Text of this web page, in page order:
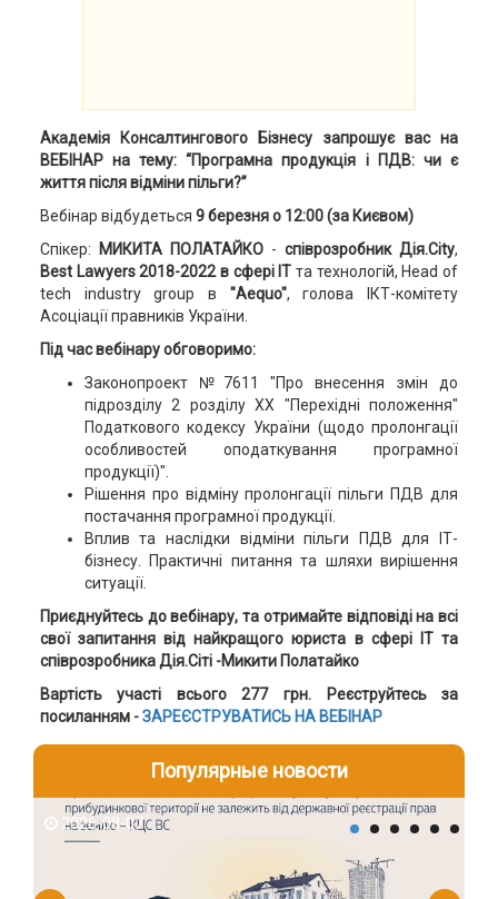
Академія Консалтингового Бізнесу запрошує вас на
ВЕБІНАР на тему: “Програмна продукція і ПДВ: чи є
життя після відміни пільги?”
Вебінар відбудеться 9 березня о 12:00 (за Києвом)
Спікер:
МИКИТА ПОЛАТАЙКО-співрозробник Дія.City,
Best Lawyers 2018-2022 в сфері ІТта технологій, Head of
tech industry group в "Aequo", голова ІКТ-комітету
Асоціації правників України.
Під час вебінару обговоримо:
Законопроект №7611 "Про внесення змін до
підрозділу 2 розділу XX "Перехідні положення"
Податкового кодексу України (щодо пролонгації
особливостей оподаткування програмної
продукції)".
Рішення про відміну пролонгації пільги ПДВ для
постачання програмної продукції.
Вплив та наслідки відміни пільги ПДВ для ІТ-
бізнесу. Практичні питання та шляхи вирішення
ситуації.
Приєднуйтесь до вебінару, та отримайте відповіді на всі
свої запитання від найкращого юриста в сфері ІТ та
співрозробника Дія.Сіті -Микити Полатайко
Вартість участі всього 277 грн. Реєструйтесь за
посиланням -ЗАРЕЄСТРУВАТИСЬ НА ВЕБІНАР
Популярные новости
2026-08-07